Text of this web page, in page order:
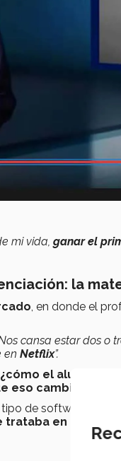
mi vida, ganar el
la
, en donde el
cansa estar dos
en Netflix”.
¿cómo el alumno
eso cambie?
de software o
en clase.